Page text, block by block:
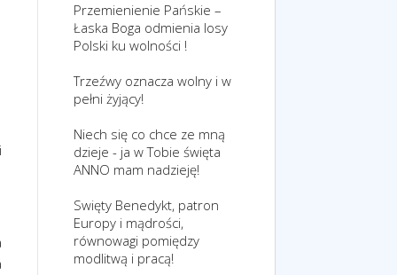
Przemienienie Pańskie –
Łaska Boga odmienia losy
Polski ku wolności !
Trzeźwy oznacza wolny i w
pełni żyjący!
Niech się co chce ze mną
dzieje - ja w Tobie święta
ANNO mam nadzieję!
Swięty Benedykt, patron
Europy i mądrości,
równowagi pomiędzy
modlitwą i pracą!